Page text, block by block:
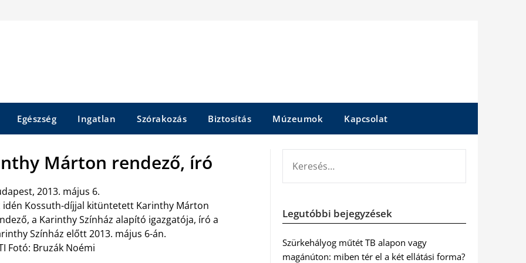
Egészség Ingatlan Szórakozás Biztosítás Múzeumok Kapcsolat
Márton rendező, író
2013. május 6.
idén Kossuth-díjjal kitüntetett Karinthy Márton
a Karinthy Színház alapító igazgatója, író a
Színház előtt 2013. május 6-án.
Fotó: Bruzák Noémi
Legutóbbi bejegyzések
Szürkehályog műtét TB alapon vagy
magánúton: miben tér el a két ellátási forma?